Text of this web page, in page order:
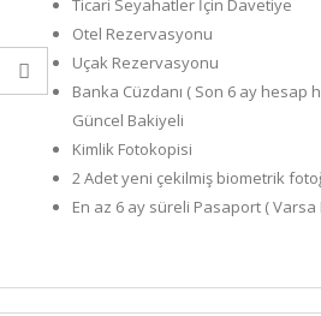
Ticari Seyahatler İçin Davetiye
Otel Rezervasyonu
Uçak Rezervasyonu
Banka Cüzdanı ( Son 6 ay hesap
Güncel Bakiyeli
Kimlik Fotokopisi
2 Adet yeni çekilmiş biometrik
En az 6 ay süreli Pasaport ( Varsa